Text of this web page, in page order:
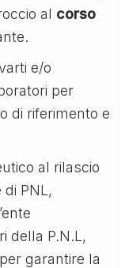
al corso
e/o
per
di riferimento e
al rilascio
PNL,
della P.N.L,
garantire la